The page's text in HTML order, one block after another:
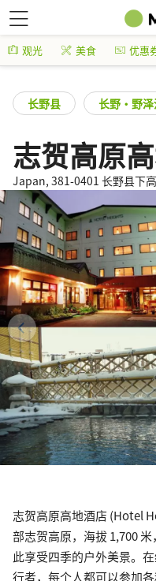
观光 美食 优惠
长野县 长野・野
志贺高原
Japan, 381-0401 长野县下
志贺高原高地酒店 (Hotel
部志贺高原，海拔 1,700
此享受四季的户外美景。
行者，每个人都可以参加